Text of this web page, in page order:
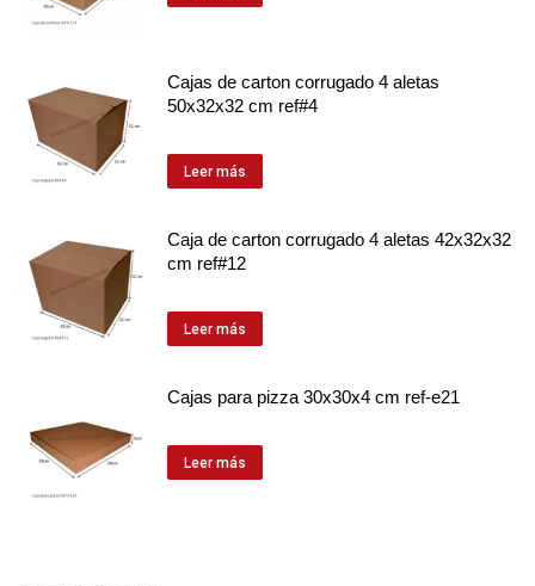
Cajas de carton corrugado 4 aletas
50x32x32 cm ref#4
Leer más
Caja de carton corrugado 4 aletas 42x32x32
cm ref#12
Leer más
Cajas para pizza 30x30x4 cm ref-e21
Leer más